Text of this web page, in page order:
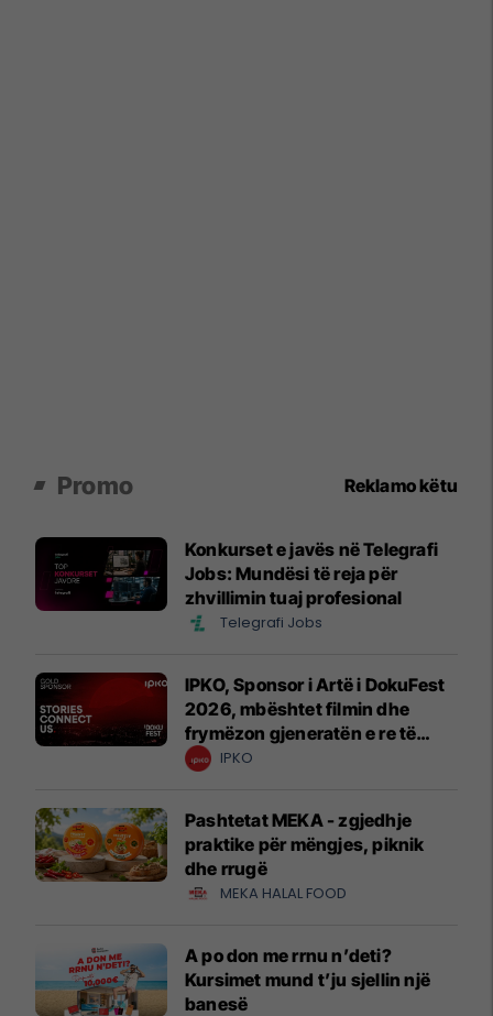
Promo Reklamo këtu
Konkurset e javës në Telegrafi
Jobs: Mundësi të reja për
zhvillimin tuaj profesional
Telegrafi Jobs
IPKO, Sponsor i Artë i DokuFest
2026, mbështet filmin dhe
frymëzon gjeneratën e re të
krijuesve
IPKO
Pashtetat MEKA - zgjedhje
praktike për mëngjes, piknik
dhe rrugë
MEKA HALAL FOOD
A po don me rrnu n’deti?
Kursimet mund t’ju sjellin një
banesë